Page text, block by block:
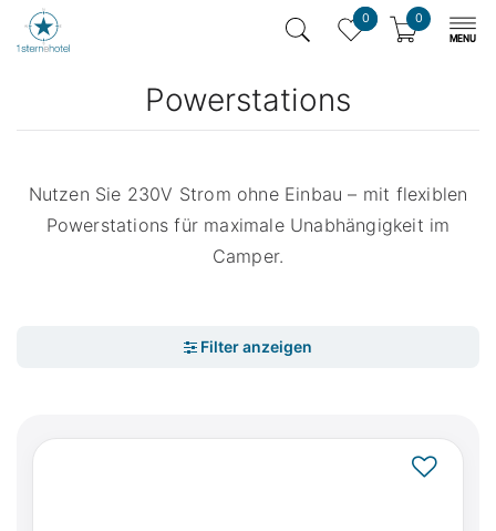
0 0
Powerstations
Nutzen Sie 230V Strom ohne Einbau – mit flexiblen
Powerstations für maximale Unabhängigkeit im
Camper.